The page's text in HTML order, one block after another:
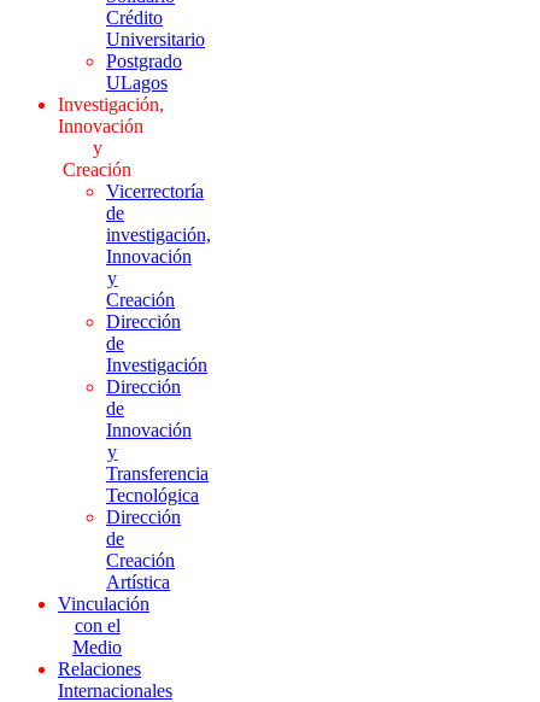
Crédito
Universitario
Postgrado
ULagos
Investigación,
Innovación
y
Creación
Vicerrectoría
de
investigación,
Innovación
y
Creación
Dirección
de
Investigación
Dirección
de
Innovación
y
Transferencia
Tecnológica
Dirección
de
Creación
Artística
Vinculación
con el
Medio
Relaciones
Internacionales